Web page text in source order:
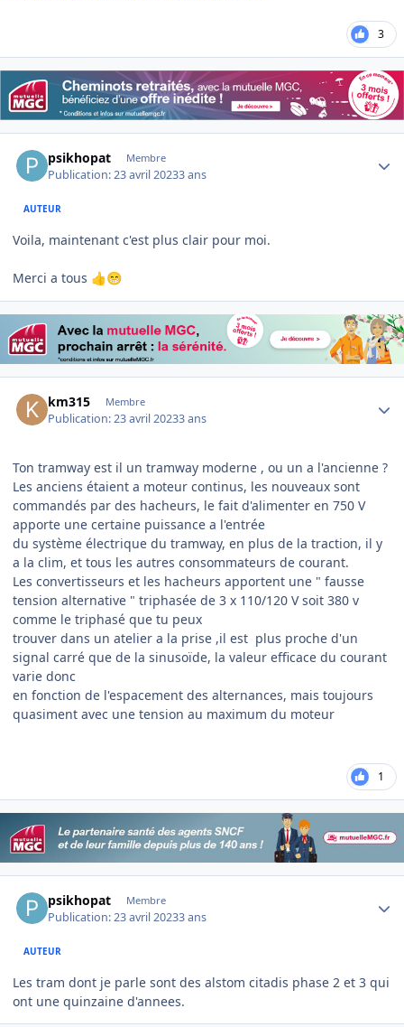
3
psikhopat Membre
Publication:23 avril 20233 ans
AUTEUR
Voila, maintenant c'est plus clair pour moi.
Merci a tous 👍😁
km315 Membre
Publication:23 avril 20233 ans
Ton tramway est il un tramway moderne , ou un a l'ancienne ?
Les anciens étaient a moteur continus, les nouveaux sont
commandés par des hacheurs, le fait d'alimenter en 750 V
apporte une certaine puissance a l'entrée
du système électrique du tramway, en plus de la traction, il y
a la clim, et tous les autres consommateurs de courant.
Les convertisseurs et les hacheurs apportent une " fausse
tension alternative " triphasée de 3 x 110/120 V soit 380 v
comme le triphasé que tu peux
trouver dans un atelier a la prise ,il est plus proche d'un
signal carré que de la sinusoïde, la valeur efficace du courant
varie donc
en fonction de l'espacement des alternances, mais toujours
quasiment avec une tension au maximum du moteur
1
psikhopat Membre
Publication:23 avril 20233 ans
AUTEUR
Les tram dont je parle sont des alstom citadis phase 2 et 3 qui
ont une quinzaine d'annees.